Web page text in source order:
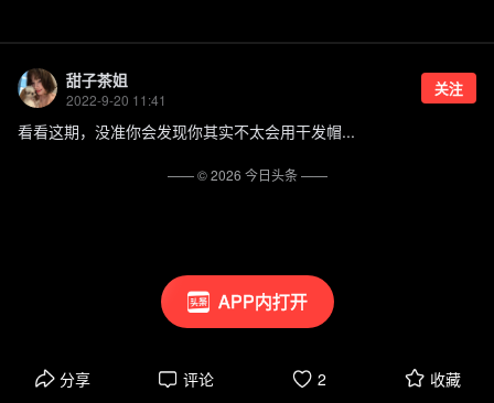
APP内打开
甜子茶姐
2022-9-20 11:41
关注
看看这期，没准你会发现你其实不太会用干发帽...
分享 评论 2 收藏
—— ©2026 今日头条——